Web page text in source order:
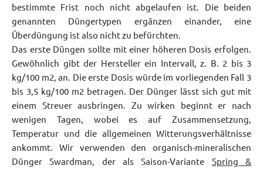
bestimmte Frist noch nicht abgelaufen ist. Die beiden
genannten Düngertypen ergänzen einander, eine
Überdüngung ist also nicht zu befürchten.
Das erste Düngen sollte mit einer höheren Dosis erfolgen.
Gewöhnlich gibt der Hersteller ein Intervall, z. B. 2 bis 3
kg/100 m2, an. Die erste Dosis würde im vorliegenden Fall 3
bis 3,5 kg/100 m2 betragen. Der Dünger lässt sich gut mit
einem Streuer ausbringen. Zu wirken beginnt er nach
wenigen Tagen, wobei es auf Zusammensetzung,
Temperatur und die allgemeinen Witterungsverhältnisse
ankommt. Wir verwenden den organisch-mineralischen
Dünger Swardman, der als Saison-Variante Spring &